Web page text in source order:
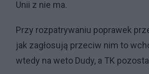
Unii z nie ma.
Przy rozpatrywaniu poprawek
jak zagłosują przeciw nim to
wtedy na weto Dudy, a TK